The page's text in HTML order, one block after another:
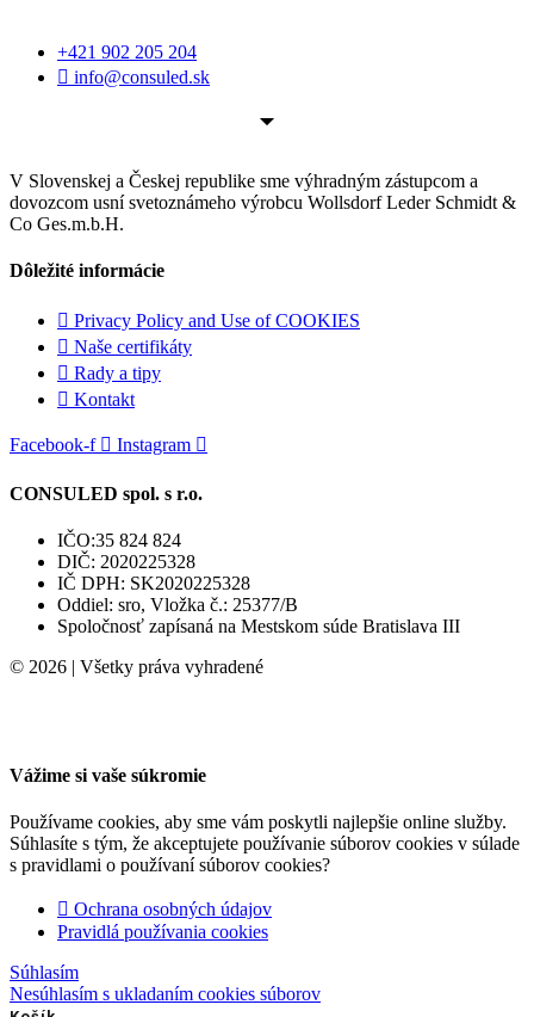
+421 902 205 204
info@consuled.sk
V Slovenskej a Českej republike sme výhradným zástupcom a
dovozcom usní svetoznámeho výrobcu Wollsdorf Leder Schmidt &
Co Ges.m.b.H.
Dôležité informácie
Privacy Policy and Use of COOKIES
Naše certifikáty
Rady a tipy
Kontakt
Facebook-f Instagram
CONSULED spol. s r.o.
IČO:35 824 824
DIČ: 2020225328
IČ DPH: SK2020225328
Oddiel: sro, Vložka č.: 25377/B
Spoločnosť zapísaná na Mestskom súde Bratislava III
© 2026 | Všetky práva vyhradené
Vážime si vaše súkromie
Používame cookies, aby sme vám poskytli najlepšie online služby.
Súhlasíte s tým, že akceptujete používanie súborov cookies v súlade
s pravidlami o používaní súborov cookies?
Ochrana osobných údajov
Pravidlá používania cookies
Súhlasím
Nesúhlasím s ukladaním cookies súborov